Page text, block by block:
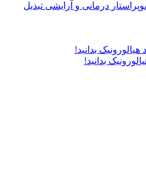
درمانی و آرایشی تبدیل
بدانید!